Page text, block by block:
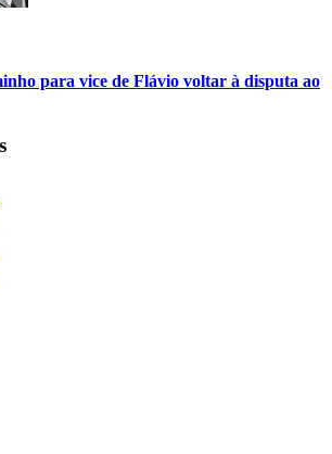
para vice de Flávio voltar à disputa ao